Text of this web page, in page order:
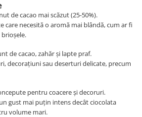
de cacao mai scăzut (25-50%).
care necesită o aromă mai blândă, cum ar fi
de cacao, zahăr și lapte praf.
decorațiuni sau deserturi delicate, precum
pentru coacere și decoruri.
gust mai puțin intens decât ciocolata
volume mari.